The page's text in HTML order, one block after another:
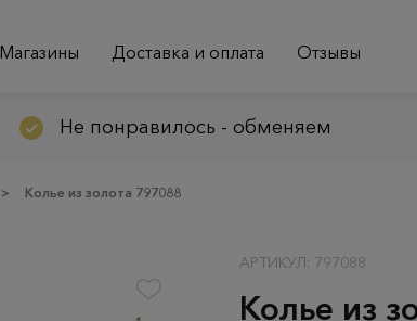
Магазины Доставка и оплата Отзывы
Не понравилось - обменяем
> Колье из золота 797088
АРТИКУЛ: 797088
Колье из